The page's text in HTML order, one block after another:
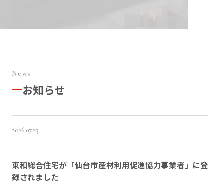
News
お知らせ
2026.07.23
東和総合住宅が「仙台市産材利用促進協力事業者」に登
録されました